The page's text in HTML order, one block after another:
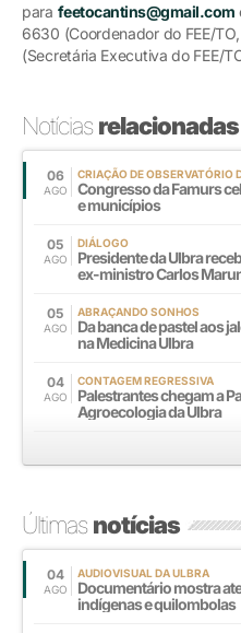
para feetocantins@gmail.com
6630 (Coordenador do FEE/
(Secretária Executiva do FEE/
Notíciasrelacionadas
06
AGO
CRIAÇÃO DE OBSERVATÓRIO
Congresso da Famurs
e municípios
05
AGO
DIÁLOGO
Presidente da Ulbra
ex-ministro Carlos
05
AGO
ABRAÇANDO SONHOS
Da banca de pastel aos
na Medicina Ulbra
04
AGO
CONTAGEM REGRESSIVA
Palestrantes chegam a
Agroecologia da Ulbra
Últimasnotícias
04
AGO
AUDIOVISUAL DA ULBRA
Documentário mostra
indígenas e quilombolas